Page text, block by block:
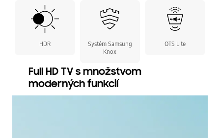
HDR
Systém Samsung
Knox
OTS Lite
Full HD TV s množstvom
moderných funkcií